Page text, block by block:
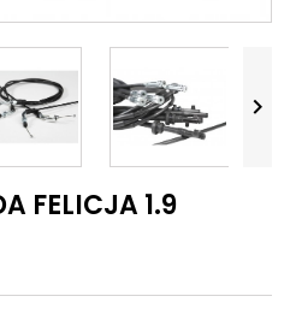


FELICJA 1.9